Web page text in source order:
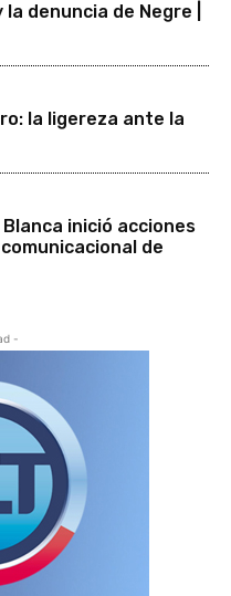
denuncia de Negre |
la ligereza ante la
inició acciones
de
-